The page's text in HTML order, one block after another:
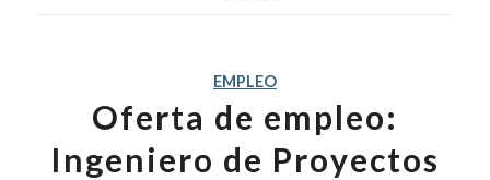
EMPLEO
Oferta de empleo:
Ingeniero de Proyectos